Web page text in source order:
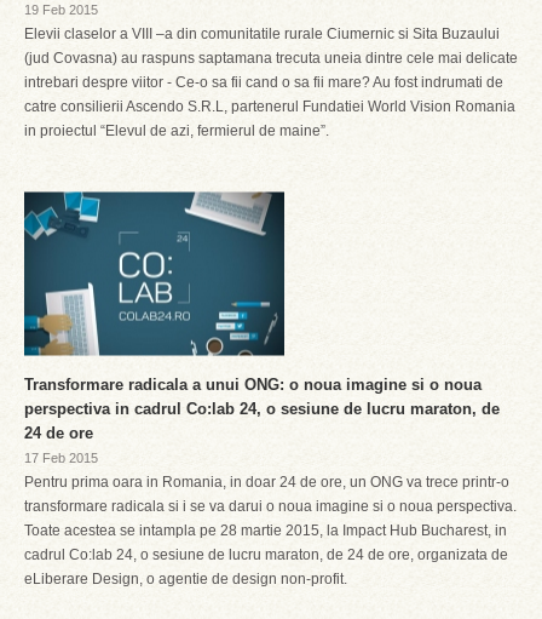
19 Feb 2015
Elevii claselor a VIII –a din comunitatile rurale Ciumernic si Sita Buzaului
(jud Covasna) au raspuns saptamana trecuta uneia dintre cele mai delicate
intrebari despre viitor - Ce-o sa fii cand o sa fii mare? Au fost indrumati de
catre consilierii Ascendo S.R.L, partenerul Fundatiei World Vision Romania
in proiectul “Elevul de azi, fermierul de maine”.
Transformare radicala a unui ONG: o noua imagine si o noua
perspectiva in cadrul Co:lab 24, o sesiune de lucru maraton, de
24 de ore
17 Feb 2015
Pentru prima oara in Romania, in doar 24 de ore, un ONG va trece printr-o
transformare radicala si i se va darui o noua imagine si o noua perspectiva.
Toate acestea se intampla pe 28 martie 2015, la Impact Hub Bucharest, in
cadrul Co:lab 24, o sesiune de lucru maraton, de 24 de ore, organizata de
eLiberare Design, o agentie de design non-profit.